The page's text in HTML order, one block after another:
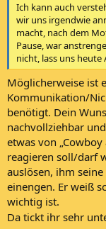
Ich kann auch
wir uns irgendwie
macht, nach dem
Pause, war
nicht, lass uns heute
Möglicherweise ist
Kommunikation/
benötigt. Dein
nachvollziehbar
etwas von
reagieren soll/darf
auslösen, ihm
einengen. Er weiß
wichtig ist.
Da tickt ihr sehr